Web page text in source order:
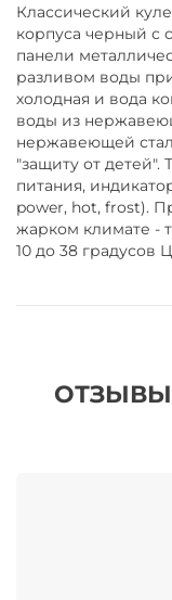
Классический
корпуса черный с
панели
разливом воды
холодная и вода
воды из
нержавеющей
"защиту от детей".
питания,
power, hot, frost).
жарком климате -
10 до 38 градусов